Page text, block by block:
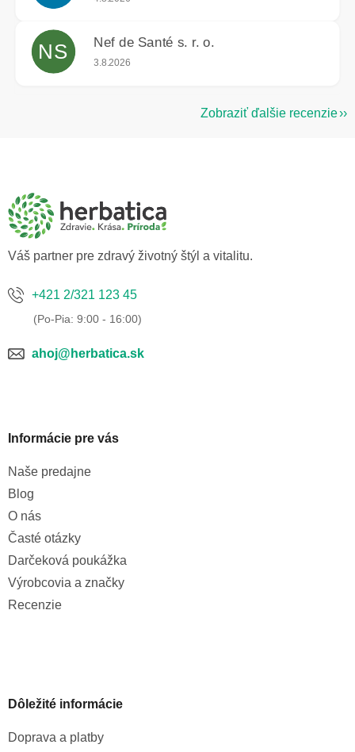
NS Nef de Santé s. r. o.
Hodnotenie obchodu je 5 z 5 hviezdičiek.
3.8.2026
Zobraziť ďalšie recenzie
Váš partner pre zdravý životný štýl a vitalitu.
+421 2/321 123 45
ahoj@herbatica.sk
Informácie pre vás
Naše predajne
Blog
O nás
Časté otázky
Darčeková poukážka
Výrobcovia a značky
Recenzie
Dôležité informácie
Doprava a platby